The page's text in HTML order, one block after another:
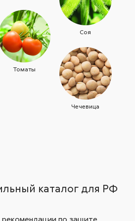
Соя
Томаты
Чечевица
каталог для РФ
рекомендации по защите